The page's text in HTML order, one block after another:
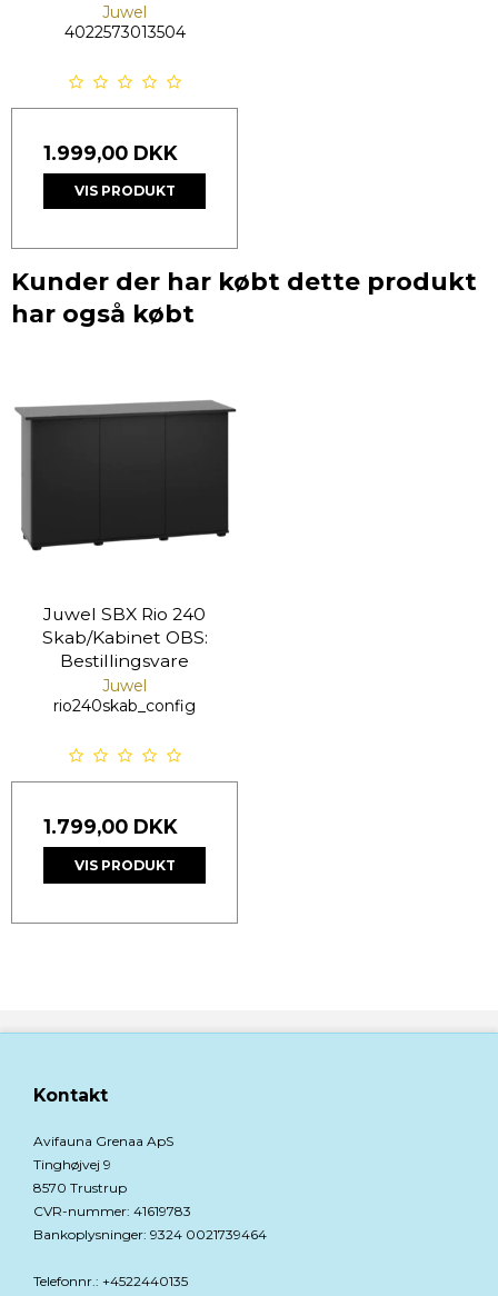
Juwel
4022573013504
1.999,00 DKK
VIS PRODUKT
Kunder der har købt dette produkt
har også købt
Juwel SBX Rio 240
Skab/Kabinet OBS:
Bestillingsvare
Juwel
rio240skab_config
1.799,00 DKK
VIS PRODUKT
Kontakt
Avifauna Grenaa ApS
Tinghøjvej 9
8570 Trustrup
CVR-nummer: 41619783
Bankoplysninger: 9324 0021739464
Telefonnr. : +4522440135